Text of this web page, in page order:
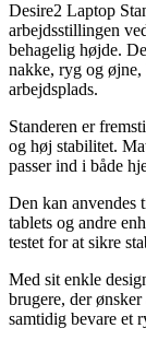
Desire2 Laptop
arbejdsstillingen
behagelig højde.
nakke, ryg og
arbejdsplads.
Standeren er
og høj stabilitet.
passer ind i både
Den kan anvendes
tablets og andre
testet for at sikre
Med sit enkle
brugere, der
samtidig bevare et